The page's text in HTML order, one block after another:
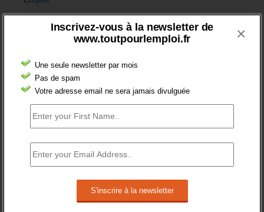
Inscrivez-vous à la newsletter de
www.toutpourlemploi.fr
Une seule newsletter par mois
Pas de spam
Votre adresse email ne sera jamais divulguée
×
Aides
Cadres
Demandeur emploi
Etranger